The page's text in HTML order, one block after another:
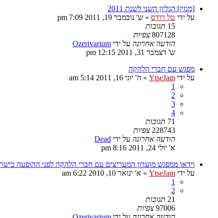
[מגזין] הגליון השני לשנת 2011
על ידי טל רודס » ש' נובמבר 19, 2011 7:09 pm
15 תגובות
807128 צפיות
הודעה אחרונה על ידי Ozerivarium
ש' דצמבר 31, 2011 12:15 pm
מפגש עם חברי הלהקה
על ידי YtseJam
» ה' יוני 16, 2011 5:14 am
1
2
3
4
71 תגובות
228743 צפיות
הודעה אחרונה על ידי Dead
א' יולי 24, 2011 8:16 pm
וידאו ממפגש מועדון המעריצים עם חברי הלהקה לפני ההופעה
על ידי YtseJam
» א' ינואר 10, 2010 6:22 am
1
2
21 תגובות
97006 צפיות